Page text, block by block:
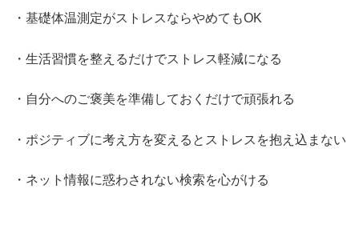
・基礎体温測定がストレスならやめてもOK
・生活習慣を整えるだけでストレス軽減になる
・自分へのご褒美を準備しておくだけで頑張れる
・ポジティブに考え方を変えるとストレスを抱え込まない
・ネット情報に惑わされない検索を心がける